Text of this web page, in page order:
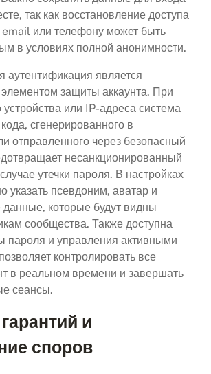
так как восстановление доступа
email или телефону может быть
в условиях полной анонимности.
аутентификация является
защиты аккаунта. При
устройства или IP-адреса система
сгенерированного в
отправленного через безопасный
несанкционированный
утечки пароля. В настройках
указать псевдоним, аватар и
данные, которые будут видны
сообщества. Также доступна
пароля и управления активными
контролировать все
в реальном времени и завершать
сеансы.
и
споров